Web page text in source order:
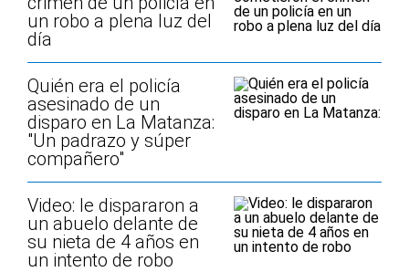
un robo a plena luz del
día
Quién era el policía
asesinado de un
disparo en La Matanza:
"Un padrazo y súper
compañero"
Video: le dispararon a
un abuelo delante de
su nieta de 4 años en
un intento de robo